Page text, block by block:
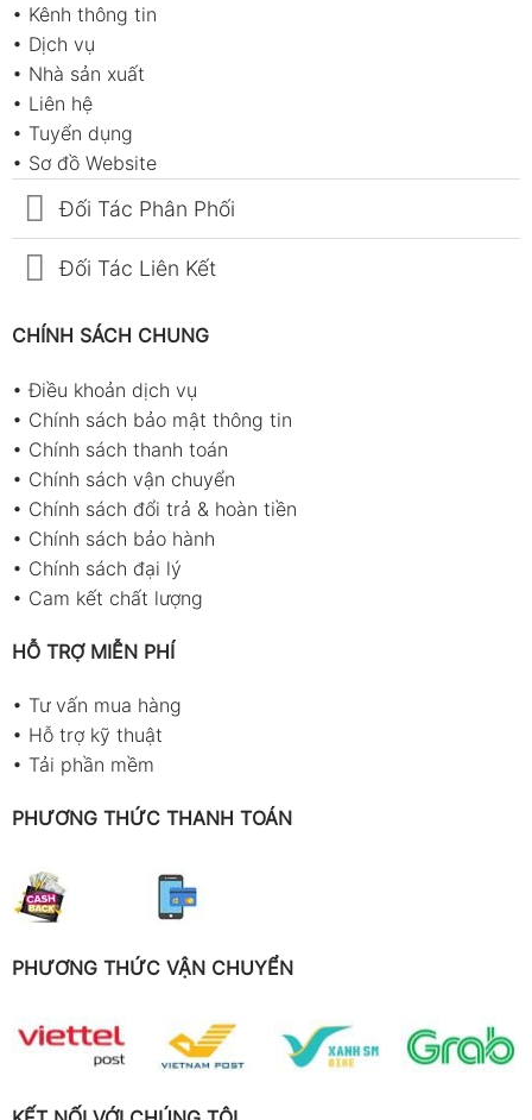
• Kênh thông tin
• Dịch vụ
• Nhà sản xuất
• Liên hệ
• Tuyển dụng
• Sơ đồ Website
Đối Tác Phân Phối
Đối Tác Liên Kết
CHÍNH SÁCH CHUNG
•Điều khoản dịch vụ
• Chính sách bảo mật thông tin
• Chính sách thanh toán
• Chính sách vận chuyển
• Chính sách đổi trả & hoàn tiền
• Chính sách bảo hành
• Chính sách đại lý
• Cam kết chất lượng
HỖ TRỢ MIỄN PHÍ
• Tư vấn mua hàng
• Hỗ trợ kỹ thuật
• Tải phần mềm
PHƯƠNG THỨC THANH TOÁN
PHƯƠNG THỨC VẬN CHUYỂN